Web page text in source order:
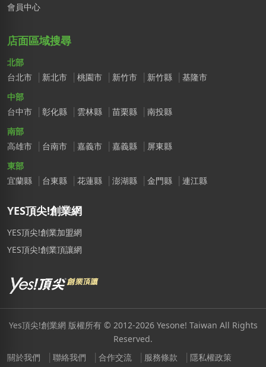
會員中心
店面區域搜尋
北部
台北市
新北市 桃園市 新竹市 新竹縣
基隆市
中部
台中市
彰化縣 雲林縣 苗栗縣
南投縣
南部
高雄市
台南市 嘉義市 嘉義縣
屏東縣
東部
宜蘭縣
台東縣 花蓮縣 澎湖縣 金門縣 連江縣
YES頂尖!創業網
YES頂尖!創業加盟網
YES頂尖!創業頂讓網
Yes頂尖!創業網 版權所有 © 2012-2026 Yesone! Taiwan All Rights
Reserved.
關於我們
聯絡我們 合作交流 服務條款 隱私權政策